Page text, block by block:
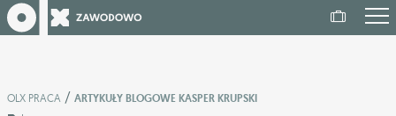
OLX PRACA / ARTYKUŁY BLOGOWE KASPER KRUPSKI